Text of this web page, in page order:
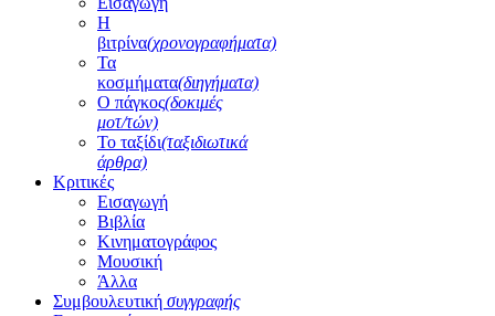
Η
βιτρίνα(χρονογραφήματα)
Τα
κοσμήματα(διηγήματα)
Ο πάγκος(δοκιμές
μοτ/τών)
Το ταξίδι(ταξιδιωτικά
άρθρα)
Κριτικές
Εισαγωγή
Βιβλία
Κινηματογράφος
Μουσική
Άλλα
Συμβουλευτική συγγραφής